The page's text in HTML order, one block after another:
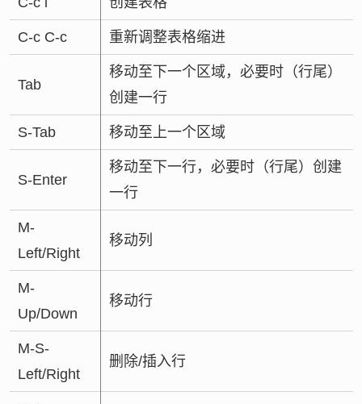
C-c C-c 重新调整表格缩进
Tab
移动至下一个区域，必要时（行尾）
创建一行
S-Tab 移动至上一个区域
S-Enter
移动至下一行，必要时（行尾）创建
一行
M-
Left/Right
移动列
M-
Up/Down
移动行
M-S-
Left/Right
删除/插入行